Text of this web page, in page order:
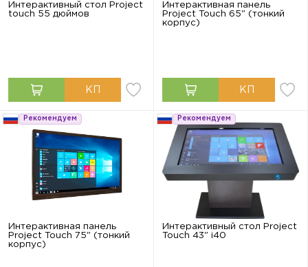
Интерактивный стол Project
touch 55 дюймов
Интерактивная панель
Project Touch 65" (тонкий
корпус)
Рекомендуем
Интерактивная панель
Project Touch 75" (тонкий
корпус)
Рекомендуем
Интерактивный стол Project
Touch 43" i40